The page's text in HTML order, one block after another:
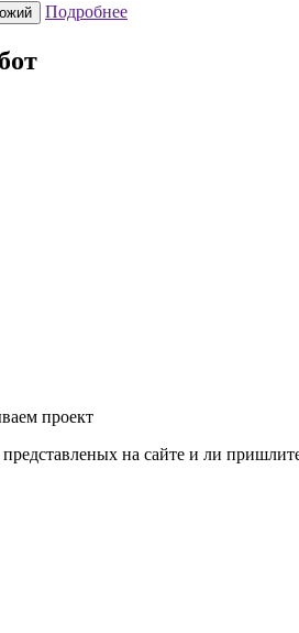
Подробнее
проект
на сайте и ли